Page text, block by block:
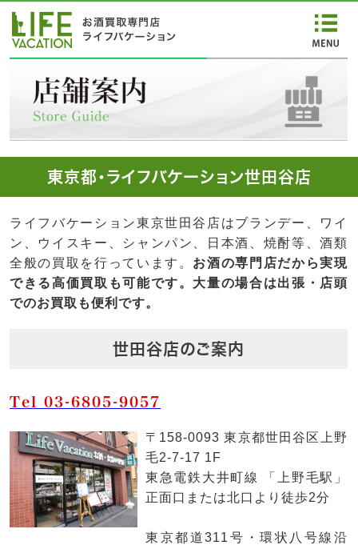
東京都・ライフバケーション世田谷店
ライフバケーション東京世田谷店はブランデー、ワイ
ン、ウイスキー、シャンパン、日本酒、焼酎等、酒類
全般の買取を行っています。 お酒の専門店だから実現
できる高価買取も可能です。大量の場合は出張・店頭
でのお買取も便利です。
世田谷店のご案内
Tel 03-6805-9057
〒158-0093 東京都世田谷区上野
毛2-7-17 1F
東急電鉄大井町線 「上野毛駅」
正面口または北口より徒歩2分
東京都道311号・環状八号線沿